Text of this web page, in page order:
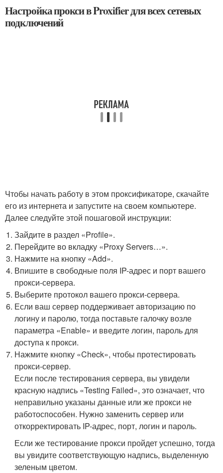
Настройка прокси в Proxifier для всех сетевых
подключений
Чтобы начать работу в этом проксификаторе, скачайте
его из интернета и запустите на своем компьютере.
Далее следуйте этой пошаговой инструкции:
Зайдите в раздел «Profile».
Перейдите во вкладку «Proxy Servers…».
Нажмите на кнопку «Add».
Впишите в свободные поля IP-адрес и порт вашего
прокси-сервера.
Выберите протокол вашего прокси-сервера.
Если ваш сервер поддерживает авторизацию по
логину и паролю, тогда поставьте галочку возле
параметра «Enable» и введите логин, пароль для
доступа к прокси.
Нажмите кнопку «Check», чтобы протестировать
прокси-сервер.
Если после тестирования сервера, вы увидели
красную надпись «Testing Failed», это означает, что
неправильно указаны данные или же прокси не
работоспособен. Нужно заменить сервер или
откорректировать IP-адрес, порт, логин и пароль.
Если же тестирование прокси пройдет успешно, тогда
вы увидите соответствующую надпись, выделенную
зеленым цветом.